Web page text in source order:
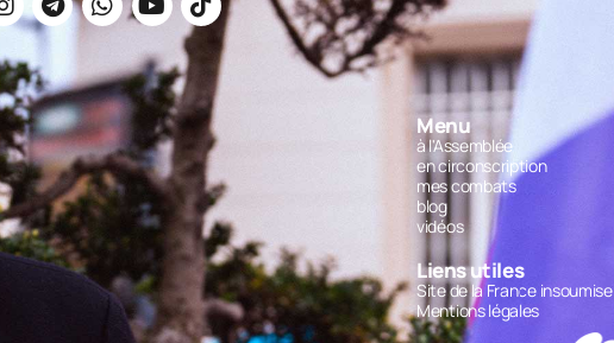
Menu
à l'Assemblée
en circonscription
mes combats
blog
vidéos
Liens utiles
Site de la France insoumise
Mentions légales